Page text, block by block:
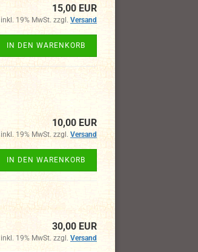
15,00 EUR
inkl. 19% MwSt. zzgl. Versand
IN DEN WARENKORB
10,00 EUR
inkl. 19% MwSt. zzgl. Versand
IN DEN WARENKORB
30,00 EUR
inkl. 19% MwSt. zzgl. Versand